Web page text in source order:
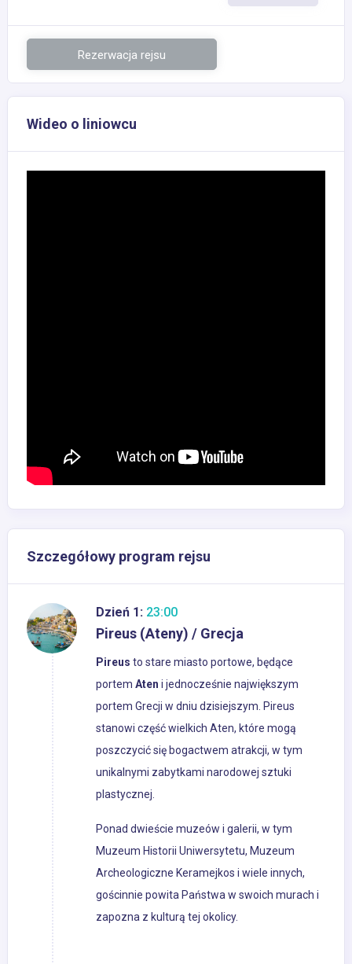
Rezerwacja rejsu
Wideo o liniowcu
Szczegółowy program rejsu
Dzień 1: 23:00
Pireus (Ateny) / Grecja
Pireus to stare miasto portowe, będące
portem Aten i jednocześnie największym
portem Grecji w dniu dzisiejszym. Pireus
stanowi część wielkich Aten, które mogą
poszczycić się bogactwem atrakcji, w tym
unikalnymi zabytkami narodowej sztuki
plastycznej.
Ponad dwieście muzeów i galerii, w tym
Muzeum Historii Uniwersytetu, Muzeum
Archeologiczne Keramejkos i wiele innych,
gościnnie powita Państwa w swoich murach i
zapozna z kulturą tej okolicy.